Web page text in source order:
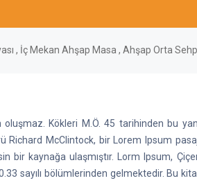
, İç Mekan Ahşap Masa , Ahşap Orta
Kökleri M.Ö. 45 tarihinden bu
McClintock, bir Lorem Ipsum
bir kaynağa ulaşmıştır. Lorm Ipsum,
sayılı bölümlerinden gelmektedir. Bu